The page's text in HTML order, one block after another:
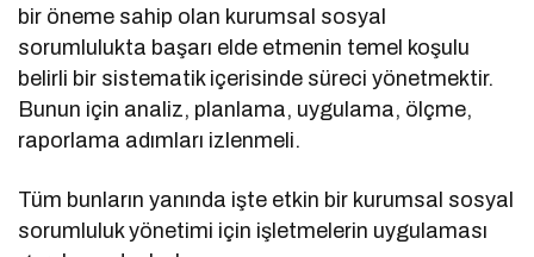
bir öneme sahip olan kurumsal sosyal
sorumlulukta başarı elde etmenin temel koşulu
belirli bir sistematik içerisinde süreci yönetmektir.
Bunun için analiz, planlama, uygulama, ölçme,
raporlama adımları izlenmeli.
Tüm bunların yanında işte etkin bir kurumsal sosyal
sorumluluk yönetimi için işletmelerin uygulaması